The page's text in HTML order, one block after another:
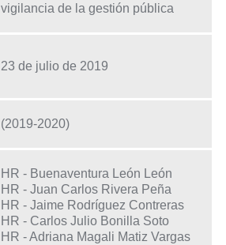
vigilancia de la gestión pública
23 de julio de 2019
(2019-2020)
HR - Buenaventura León León
HR - Juan Carlos Rivera Peña
HR - Jaime Rodríguez Contreras
HR - Carlos Julio Bonilla Soto
HR - Adriana Magali Matiz Vargas